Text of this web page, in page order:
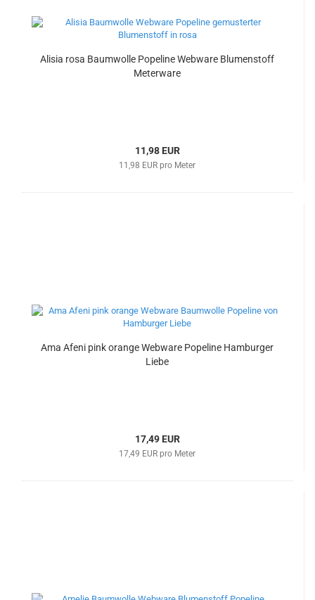
Alisia rosa Baumwolle Popeline Webware Blumenstoff
Meterware
11,98 EUR
11,98 EUR pro Meter
Ama Afeni pink orange Webware Popeline Hamburger
Liebe
17,49 EUR
17,49 EUR pro Meter